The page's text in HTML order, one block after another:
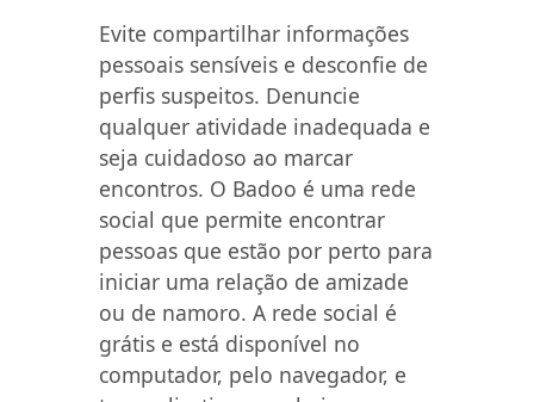
Evite compartilhar informações
pessoais sensíveis e desconfie de
perfis suspeitos. Denuncie
qualquer atividade inadequada e
seja cuidadoso ao marcar
encontros. O Badoo é uma rede
social que permite encontrar
pessoas que estão por perto para
iniciar uma relação de amizade
ou de namoro. A rede social é
grátis e está disponível no
computador, pelo navegador, e